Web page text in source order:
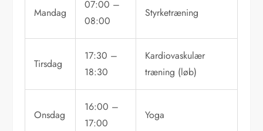
Mandag
07:00 –
08:00
Styrketræning
Tirsdag
17:30 –
18:30
Kardiovaskulær
træning (løb)
Onsdag
16:00 –
17:00
Yoga